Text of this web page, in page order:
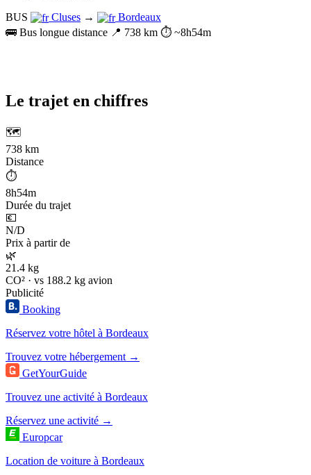
BUS
Cluses →
Bordeaux
🚌 Bus longue distance 📍 738 km ⏱️ ~8h54m
Le trajet en chiffres
🗺️
738 km
Distance
⏱️
8h54m
Durée du trajet
💶
N/D
Prix à partir de
🌿
21.4 kg
CO² · vs 188.2 kg avion
Publicité
Booking
Réservez votre hôtel à Bordeaux
Trouvez votre hébergement →
GetYourGuide
Trouvez une activité à Bordeaux
Réservez une activité →
Europcar
Location de voiture à Bordeaux